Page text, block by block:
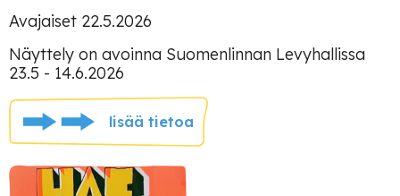
Avajaiset 22.5.2026
Näyttely on avoinna Suomenlinnan Levyhallissa
23.5 - 14.6.2026
lisää tietoa